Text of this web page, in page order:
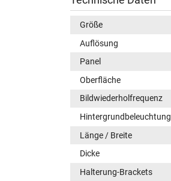
Größe
Auflösung
Panel
Oberfläche
Bildwiederholfrequenz
Hintergrundbeleuchtung
Länge / Breite
Dicke
Halterung-Brackets